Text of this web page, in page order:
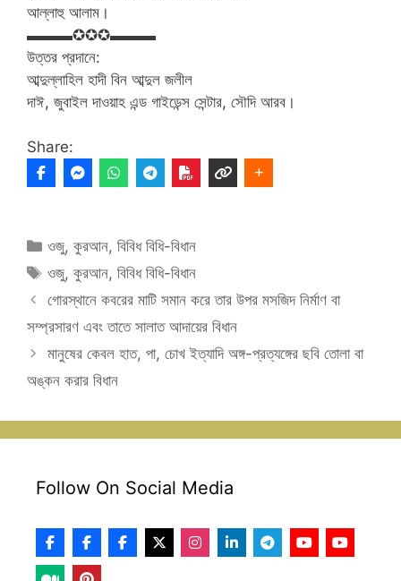
আল্লাহু আলাম।
▬▬▬✪✪✪▬▬▬
উত্তর প্রদানে:
আব্দুল্লাহিল হাদী বিন আব্দুল জলীল
দাঈ, জুবাইল দাওয়াহ এন্ড গাইডেন্স সেন্টার, সৌদি আরব।
Share:
Categories
ওজু,কুরআন,বিবিধ বিধি-বিধান
Tags
ওজু,কুরআন,বিবিধ বিধি-বিধান
গোরস্থানে কবরের মাটি সমান করে তার উপর মসজিদ নির্মাণ বা
সম্প্রসারণ এবং তাতে সালাত আদায়ের বিধান
মানুষের কেবল হাত, পা, চোখ ইত্যাদি অঙ্গ-প্রত্যঙ্গের ছবি তোলা বা
অঙ্কন করার বিধান
Follow On Social Media